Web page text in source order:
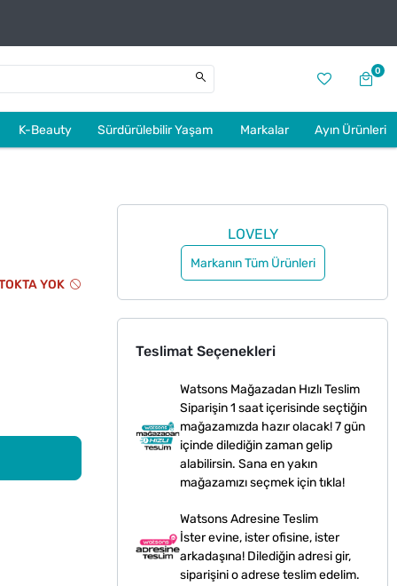
0
K-Beauty Sürdürülebilir Yaşam Markalar Ayın Ürünleri
YOK
LOVELY
Markanın Tüm Ürünleri
Teslimat Seçenekleri
Watsons Mağazadan Hızlı Teslim
Siparişin 1 saat içerisinde seçtiğin
mağazamızda hazır olacak! 7 gün
içinde dilediğin zaman gelip
alabilirsin. Sana en yakın
mağazamızı seçmek için tıkla!
Watsons Adresine Teslim
İster evine, ister ofisine, ister
arkadaşına! Dilediğin adresi gir,
siparişini o adrese teslim edelim.